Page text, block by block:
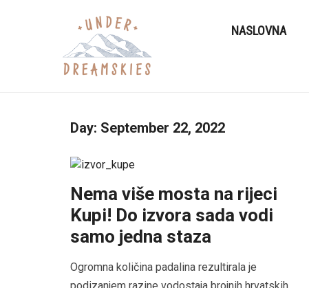
NASLOVNA
Day: September 22, 2022
Nema više mosta na rijeci
Kupi! Do izvora sada vodi
samo jedna staza
Ogromna količina padalina rezultirala je